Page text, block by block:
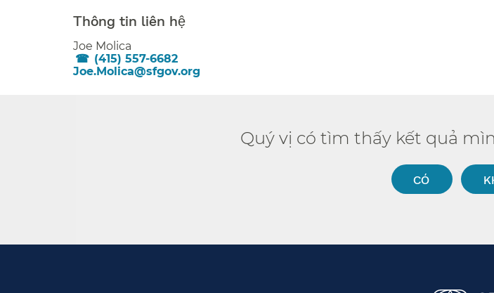
Thông tin liên hệ​​
Joe Molica​​
(415) 557-6682​​
Joe.Molica@sfgov.org​​
Quý vị có tìm thấy kết quả
CÓ​​